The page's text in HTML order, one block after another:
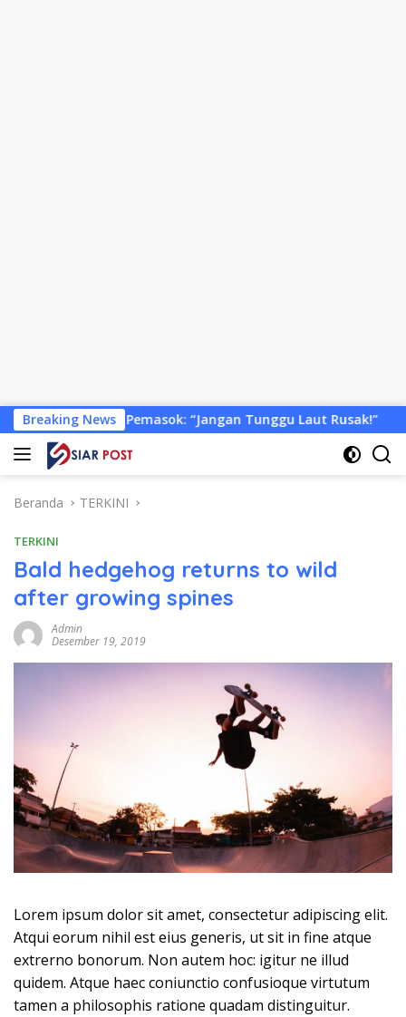
Langsung
ke
konten
Breaking News
“Jangan Tunggu Laut Rusak!” Tongkang
Beranda TERKINI
TERKINI
Bald hedgehog returns to wild
after growing spines
Admin
Desember 19, 2019
Lorem ipsum dolor sit amet, consectetur adipiscing elit.
Atqui eorum nihil est eius generis, ut sit in fine atque
extrerno bonorum. Non autem hoc: igitur ne illud
quidem. Atque haec coniunctio confusioque virtutum
tamen a philosophis ratione quadam distinguitur.